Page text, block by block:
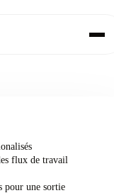
flux de travail
pour une sortie